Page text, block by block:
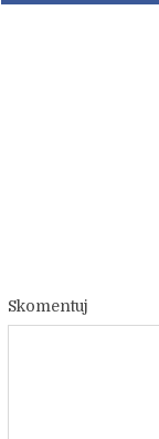
Skomentuj